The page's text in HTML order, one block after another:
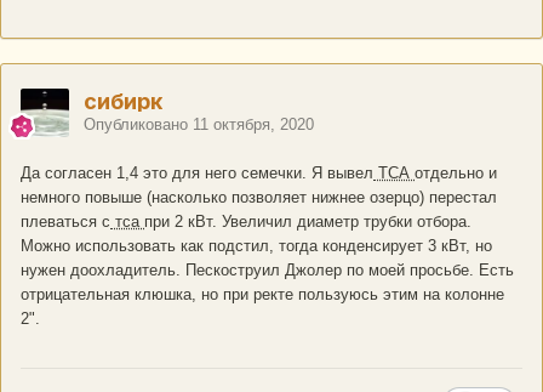
сибирк
Опубликовано 11 октября, 2020
Да согласен 1,4 это для него семечки. Я вывел ТСА отдельно и
немного повыше (насколько позволяет нижнее озерцо) перестал
плеваться с тса при 2 кВт. Увеличил диаметр трубки отбора.
Можно использовать как подстил, тогда конденсирует 3 кВт, но
нужен доохладитель. Пескоструил Джолер по моей просьбе. Есть
отрицательная клюшка, но при ректе пользуюсь этим на колонне
2".